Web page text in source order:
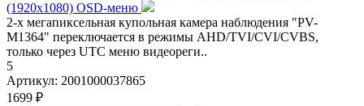
(1920x1080) OSD-меню
2-х мегапиксельная купольная камера наблюдения "PV-
M1364" переключается в режимы AHD/TVI/CVI/CVBS,
только через UTC меню видеореги..
5
Артикул: 2001000037865
1699 ₽